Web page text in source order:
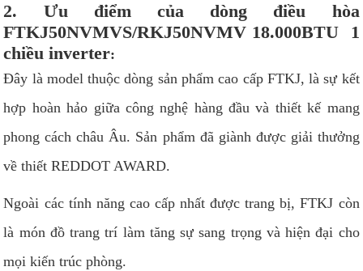
2. Ưu điểm của dòng điều hòa
FTKJ50NVMVS/RKJ50NVMV 18.000BTU 1
chiều inverter:
Đây là model thuộc dòng sản phẩm cao cấp FTKJ, là sự kết
hợp hoàn hảo giữa công nghệ hàng đầu và thiết kế mang
phong cách châu Âu. Sản phẩm đã giành được giải thưởng
về thiết REDDOT AWARD.
Ngoài các tính năng cao cấp nhất được trang bị, FTKJ còn
là món đồ trang trí làm tăng sự sang trọng và hiện đại cho
mọi kiến trúc phòng.